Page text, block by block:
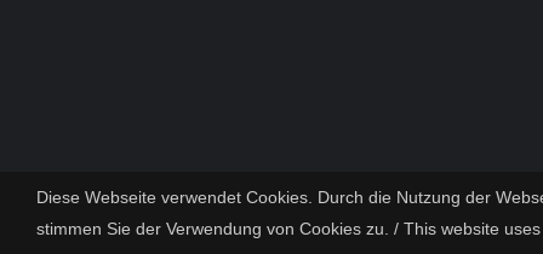
Diese Webseite verwendet Cookies. Durch die Nutzung der
stimmen Sie der Verwendung von Cookies zu. / This website uses